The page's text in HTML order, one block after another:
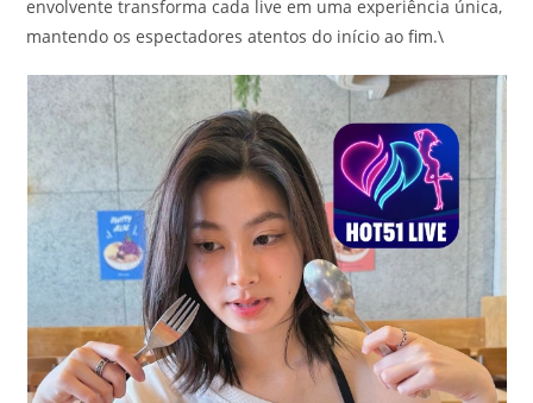
envolvente transforma cada live em uma experiência única,
mantendo os espectadores atentos do início ao fim.\